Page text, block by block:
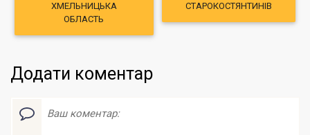
ХМЕЛЬНИЦЬКА
ОБЛАСТЬ
СТАРОКОСТЯНТИНІВ
Додати коментар